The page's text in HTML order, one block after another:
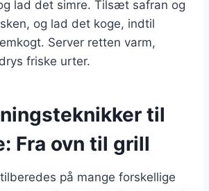
lad det simre. Tilsæt safran og
og lad det koge, indtil
Server retten varm,
friske urter.
til
Fra ovn til grill
på mange forskellige